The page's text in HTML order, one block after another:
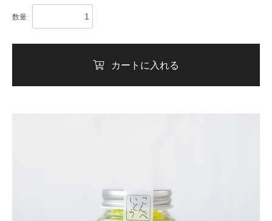
数量
カートに入れる